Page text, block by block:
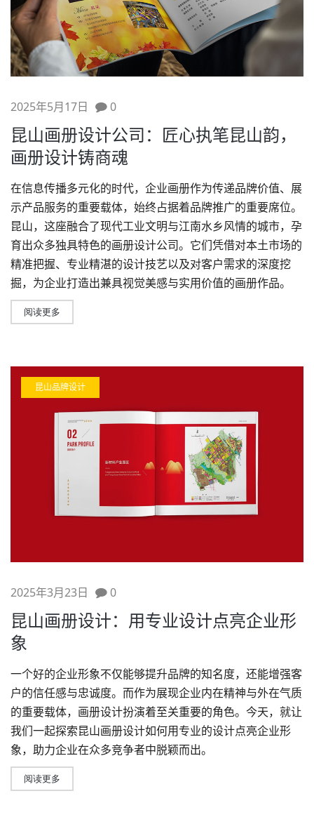
2025年5月17日 0
昆山画册设计公司：匠心执笔昆山韵，
画册设计铸商魂
在信息传播多元化的时代，企业画册作为传递品牌价值、展
示产品服务的重要载体，始终占据着品牌推广的重要席位。
昆山，这座融合了现代工业文明与江南水乡风情的城市，孕
育出众多独具特色的画册设计公司。它们凭借对本土市场的
精准把握、专业精湛的设计技艺以及对客户需求的深度挖
掘，为企业打造出兼具视觉美感与实用价值的画册作品。
阅读更多
昆山品牌设计
2025年3月23日 0
昆山画册设计：用专业设计点亮企业形
象
一个好的企业形象不仅能够提升品牌的知名度，还能增强客
户的信任感与忠诚度。而作为展现企业内在精神与外在气质
的重要载体， 画册设计扮演着至关重要的角色。今天，就让
我们一起探索昆山画册设计如何用专业的设计点亮企业形
象，助力企业在众多竞争者中脱颖而出。
阅读更多